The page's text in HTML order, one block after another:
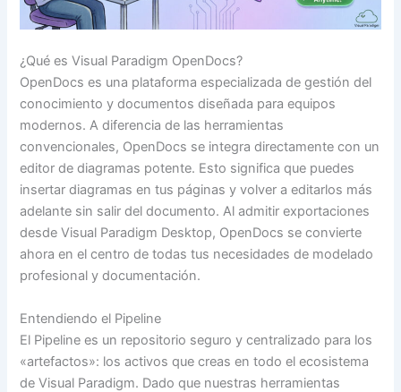
¿Qué es Visual Paradigm OpenDocs?
OpenDocs es una plataforma especializada de gestión del
conocimiento y documentos diseñada para equipos
modernos. A diferencia de las herramientas
convencionales, OpenDocs se integra directamente con un
editor de diagramas potente. Esto significa que puedes
insertar diagramas en tus páginas y volver a editarlos más
adelante sin salir del documento. Al admitir exportaciones
desde Visual Paradigm Desktop, OpenDocs se convierte
ahora en el centro de todas tus necesidades de modelado
profesional y documentación.
Entendiendo el Pipeline
El Pipeline es un repositorio seguro y centralizado para los
«artefactos»: los activos que creas en todo el ecosistema
de Visual Paradigm. Dado que nuestras herramientas